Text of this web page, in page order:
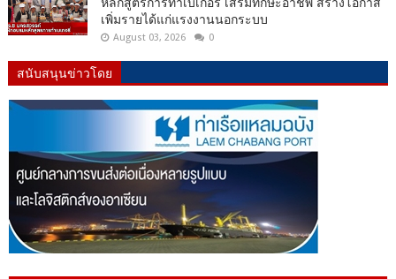
เพิ่มรายได้แก่แรงงานนอกระบบ
August 03, 2026 0
สนับสนุนข่าวโดย